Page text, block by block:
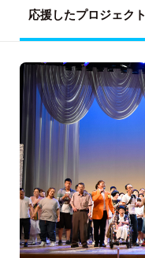
応援したプロジェクト